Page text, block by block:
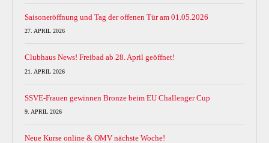
Saisoneröffnung und Tag der offenen Tür am 01.05.2026
27. APRIL 2026
Clubhaus News! Freibad ab 28. April geöffnet!
21. APRIL 2026
SSVE-Frauen gewinnen Bronze beim EU Challenger Cup
9. APRIL 2026
Neue Kurse online & OMV nächste Woche!